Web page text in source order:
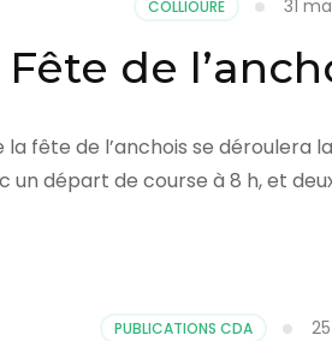
COLLIOURE 31
Fête de
fête de l’anchois se
un départ de course à 8 h, et
PUBLICATIONS CDA